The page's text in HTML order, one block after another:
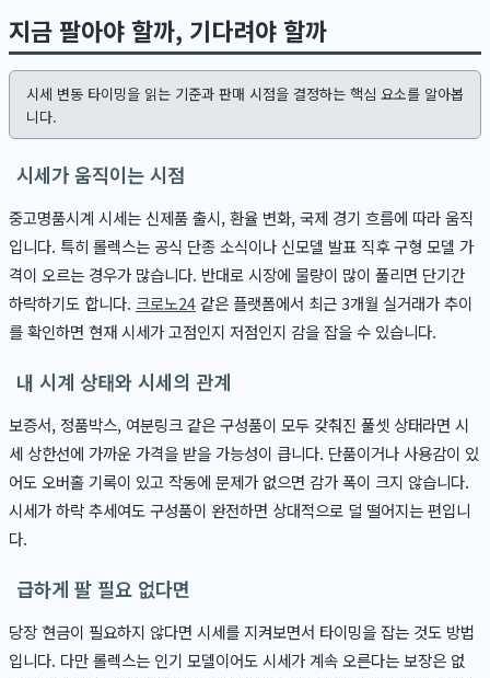
지금 팔아야 할까, 기다려야 할까
시세 변동 타이밍을 읽는 기준과 판매 시점을 결정하는 핵심 요소를 알아봅
니다.
시세가 움직이는 시점
중고명품시계 시세는 신제품 출시, 환율 변화, 국제 경기 흐름에 따라 움직
입니다. 특히 롤렉스는 공식 단종 소식이나 신모델 발표 직후 구형 모델 가
격이 오르는 경우가 많습니다. 반대로 시장에 물량이 많이 풀리면 단기간
하락하기도 합니다. 크로노24같은 플랫폼에서 최근 3개월 실거래가 추이
를 확인하면 현재 시세가 고점인지 저점인지 감을 잡을 수 있습니다.
내 시계 상태와 시세의 관계
보증서, 정품박스, 여분링크 같은 구성품이 모두 갖춰진 풀셋 상태라면 시
세 상한선에 가까운 가격을 받을 가능성이 큽니다. 단품이거나 사용감이 있
어도 오버홀 기록이 있고 작동에 문제가 없으면 감가 폭이 크지 않습니다.
시세가 하락 추세여도 구성품이 완전하면 상대적으로 덜 떨어지는 편입니
다.
급하게 팔 필요 없다면
당장 현금이 필요하지 않다면 시세를 지켜보면서 타이밍을 잡는 것도 방법
입니다. 다만 롤렉스는 인기 모델이어도 시세가 계속 오른다는 보장은 없